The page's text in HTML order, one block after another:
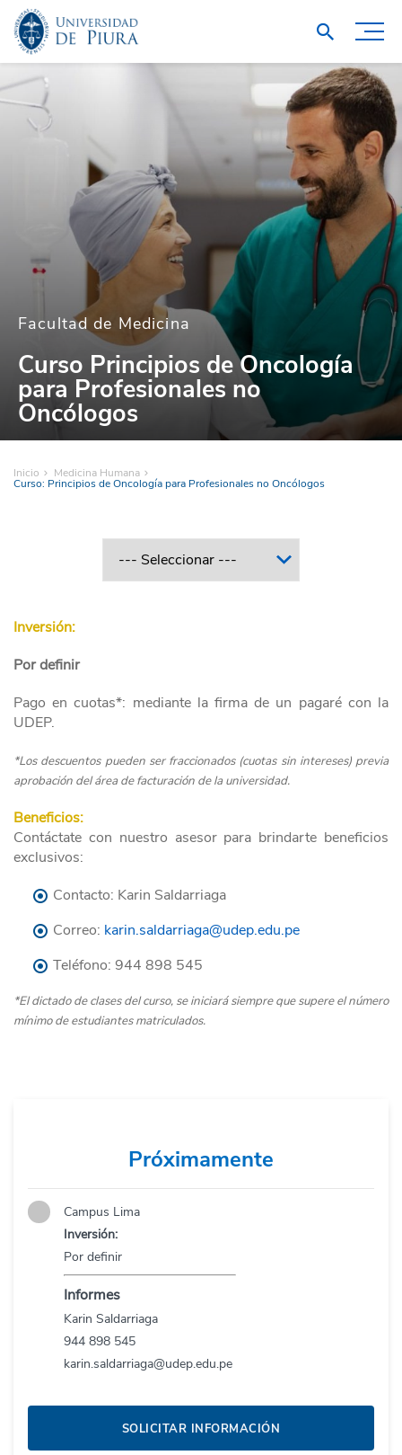
Facultad de Medicina
Curso Principios de Oncología
para Profesionales no
Oncólogos
Inicio Medicina Humana
Curso: Principios de Oncología para Profesionales no Oncólogos
Inversión:
Por definir
Pago en cuotas*: mediante la firma de un pagaré con la
UDEP.
*Los descuentos pueden ser fraccionados (cuotas sin intereses) previa
aprobación del área de facturación de la universidad.
Beneficios:
Contáctate con nuestro asesor para brindarte beneficios
exclusivos:
Contacto: Karin Saldarriaga
Correo: karin.saldarriaga@udep.edu.pe
Teléfono: 944 898 545
*El dictado de clases del curso, se iniciará siempre que supere el número
mínimo de estudiantes matriculados.
Próximamente
Campus Lima
Inversión:
Por definir
Informes
Karin Saldarriaga
944 898 545
karin.saldarriaga@udep.edu.pe
SOLICITAR INFORMACIÓN